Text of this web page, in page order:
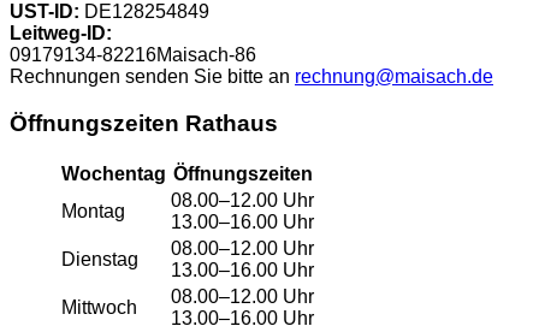
UST-ID: DE128254849
Leitweg-ID:
09179134-82216Maisach-86
Rechnungen senden Sie bitte an rechnung@maisach.de
Öffnungszeiten Rathaus
Wochentag Öffnungszeiten
Montag
08.00–12.00 Uhr
13.00–16.00 Uhr
Dienstag
08.00–12.00 Uhr
13.00–16.00 Uhr
Mittwoch
08.00–12.00 Uhr
13.00–16.00 Uhr